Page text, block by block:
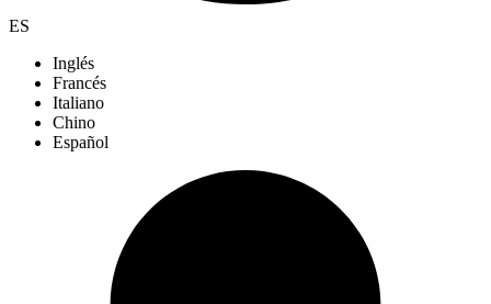
ES
Inglés
Francés
Italiano
Chino
Español